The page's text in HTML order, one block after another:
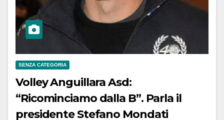
SENZA CATEGORIA
Volley Anguillara Asd:
“Ricominciamo dalla B”. Parla il
presidente Stefano Mondati